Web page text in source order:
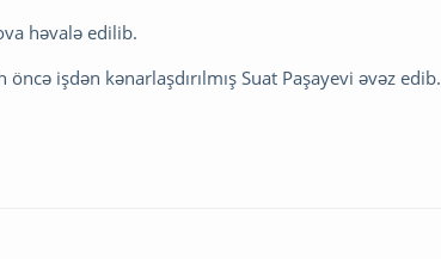
həvalə edilib.
işdən kənarlaşdırılmış Suat Paşayevi əvəz edib.